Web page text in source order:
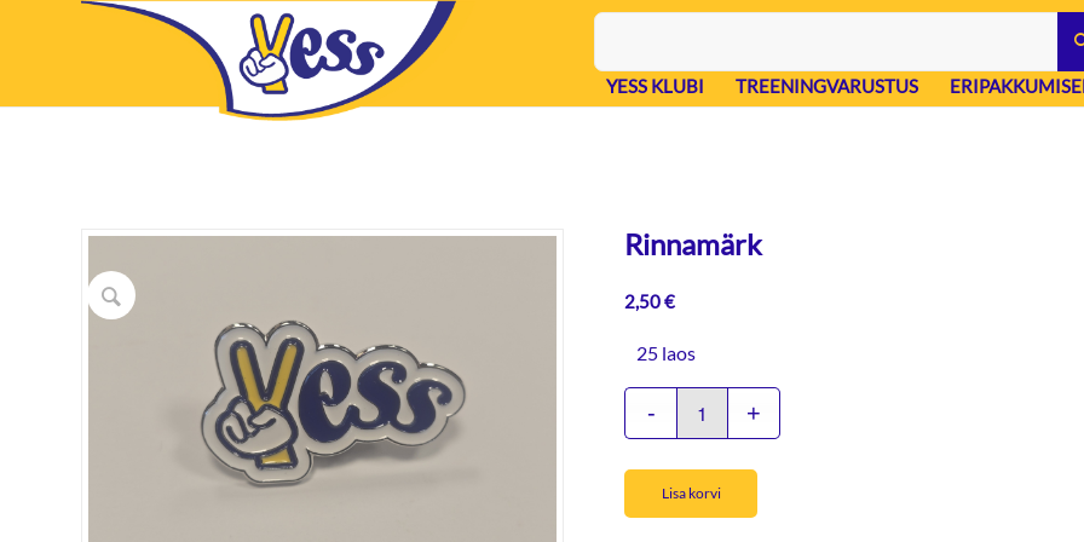
YESS KLUBI TREENINGVARUSTUS
Rinnamärk
2,50€
25 laos
Lisa korvi